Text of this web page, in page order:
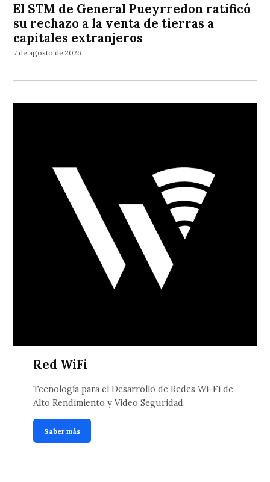
El STM de General Pueyrredon ratificó
su rechazo a la venta de tierras a
capitales extranjeros
7 de agosto de 2026
Red WiFi
Tecnología para el Desarrollo de Redes Wi-Fi de
Alto Rendimiento y Video Seguridad.
Saber más